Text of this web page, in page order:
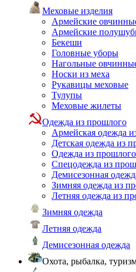
Меховые изделия
Армейские
Армейские
Бекеши
Головные уборы
Нагольные
Носки из меха
Рукавицы меховые
Тулупы
Меховые жилеты
Одежда из прошлого
Армейская одежда
Детская одежда из
Одежда из
Спецодежда из
Демисезонная
Зимняя одежда из
Летняя одежда из
Зимняя одежда
Летняя одежда
Демисезонная одежда
Охота, рыбалка,